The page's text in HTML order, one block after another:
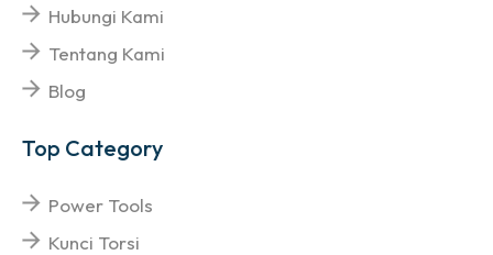
Hubungi Kami
Tentang Kami
Blog
Top Category
Power Tools
Kunci Torsi